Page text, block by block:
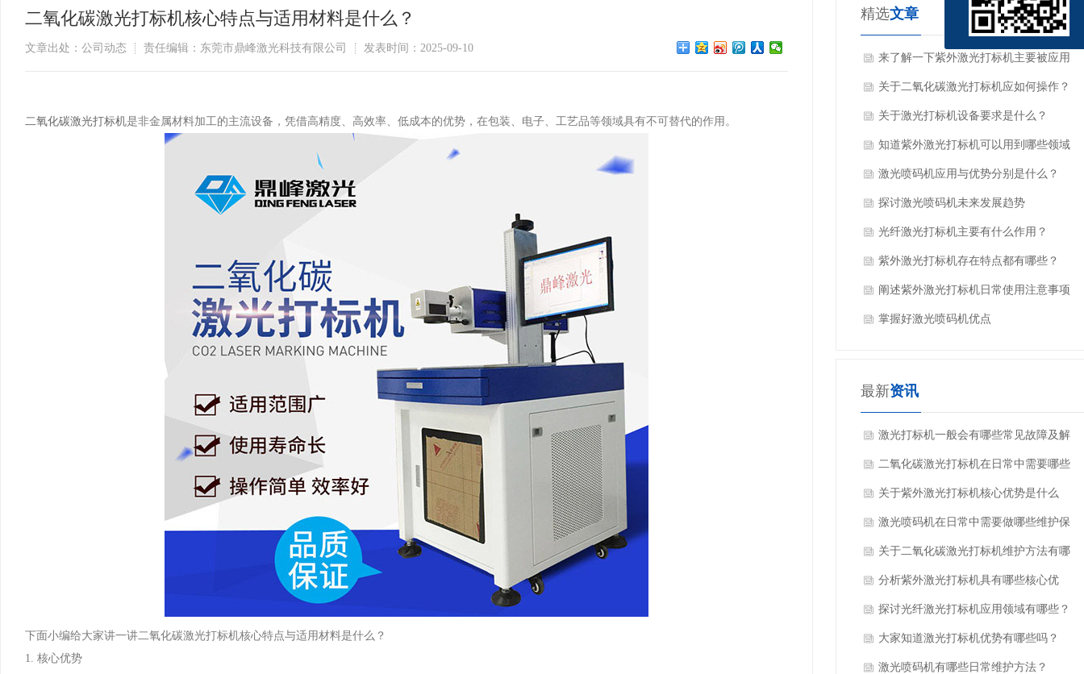
二氧化碳激光打标机核心特点与适用材料是什么？
文章出处：公司动态 责任编辑：东莞市鼎峰激光科技有限公司 发表时间：2025-09-10
二氧化碳激光打标机是非金属材料加工的主流设备，凭借高精度、高效率、低成本的优势，在包装、电子、工艺品等领域具有不可替代的作用。
下面小编给大家讲一讲二氧化碳激光打标机核心特点与适用材料是什么？
1. 核心优势
精选文章
来了解一下紫外激光打标机主要被应用
于哪些行业？
关于二氧化碳激光打标机应如何操作？
关于激光打标机设备要求是什么？
知道紫外激光打标机可以用到哪些领域
吗？
激光喷码机应用与优势分别是什么？
探讨激光喷码机未来发展趋势
光纤激光打标机主要有什么作用？
紫外激光打标机存在特点都有哪些？
阐述紫外激光打标机日常使用注意事项
掌握好激光喷码机优点
最新资讯
激光打标机一般会有哪些常见故障及解
决方法？
二氧化碳激光打标机在日常中需要哪些
维护保养？
关于紫外激光打标机核心优势是什么
呢？
激光喷码机在日常中需要做哪些维护保
养？
关于二氧化碳激光打标机维护方法有哪
些呢？
分析紫外激光打标机具有哪些核心优
势？
探讨光纤激光打标机应用领域有哪些？
大家知道激光打标机优势有哪些吗？
激光喷码机有哪些日常维护方法？